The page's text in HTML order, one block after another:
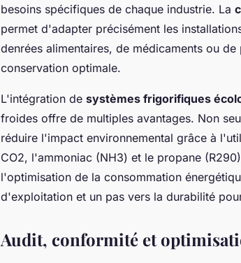
besoins spécifiques de chaque industrie. La
permet d'adapter précisément les
denrées alimentaires, de médicaments ou
conservation optimale.
L'intégration de systèmes frigorifiques
froides offre de multiples avantages. Non
réduire l'impact environnemental grâce à
CO2, l'ammoniac (NH3) et le propane
l'optimisation de la consommation
d'exploitation et un pas vers la durabilité
Audit, conformité et